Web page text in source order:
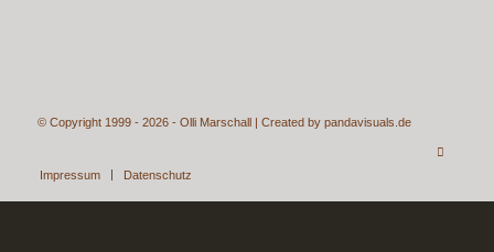
© Copyright 1999 - 2026 - Olli Marschall | Created by pandavisuals.de
Impressum Datenschutz